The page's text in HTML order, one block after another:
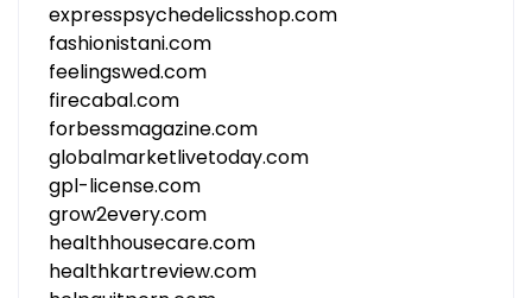
expresspsychedelicsshop.com
fashionistani.com
feelingswed.com
firecabal.com
forbessmagazine.com
globalmarketlivetoday.com
gpl-license.com
grow2every.com
healthhousecare.com
healthkartreview.com